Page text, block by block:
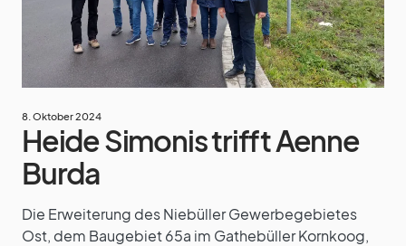
8. Oktober 2024
Heide Simonis trifft Aenne
Burda
Die Erweiterung des Niebüller Gewerbegebietes
Ost, dem Baugebiet 65a im Gathebüller Kornkoog,